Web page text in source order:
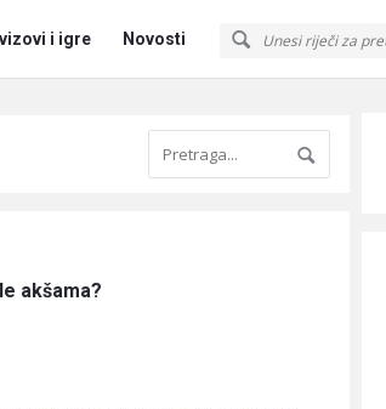
i igre Novosti
akšama?